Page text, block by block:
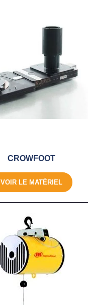
CROWFOOT
VOIR LE MATÉRIEL